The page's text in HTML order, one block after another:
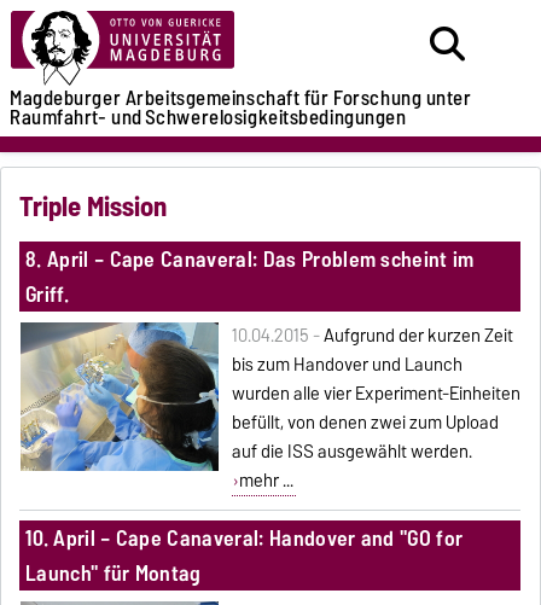
Magdeburger Arbeitsgemeinschaftfür Forschung unter
Raumfahrt- undSchwerelosigkeitsbedingungen
Triple Mission
8. April – Cape Canaveral: Das Problem scheint im
Griff.
10.04.2015 -Aufgrund der kurzen Zeit
bis zum Handover und Launch
wurden alle vier Experiment-Einheiten
befüllt, von denen zwei zum Upload
auf die ISS ausgewählt werden.
mehr ...
10. April – Cape Canaveral: Handover and "GO for
Launch" für Montag